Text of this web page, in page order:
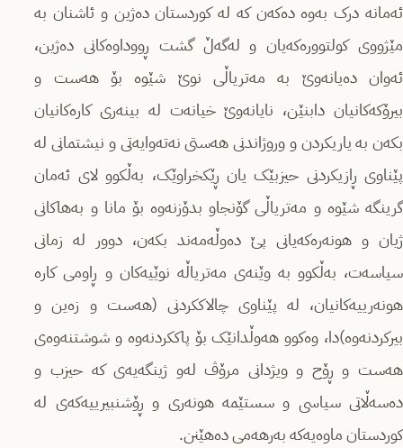
ئەمانە درک بەوە دەکەن کە لە کوردستان دەژین و ئاشنان بە
مێژووی کولتوورەکەیان و لەگەڵ گشت ڕووداوەکانی دەژین،
ئەوان دەیانەوێ بە مەتریاڵی نوێ شێوە بۆ هەست و
بیرۆکەکانیان دابنێن، نایانەوێ خیانەت لە بینەری کارەکانیان
بکەن بە یاریکردن و وروژاندنی هەستی نەتەوایەتی و نیشتمانی لە
پێناوی ڕازیکردنی حیزبێک یان ڕێکخراوێک، بەڵکوو لای ئەمان
گرینگە شێوە و مەتریاڵی گۆنجاو بدۆزنەوە بۆ مانا و بەهاکانی
ژیان و هونەرەکەیانی پێ دەوڵەمەند بکەن، دوور لە زمانی
سیاسەت، بەڵکوو بە وێنەی مەتریاڵە نوێیەکان و ڕاومی کارە
هونەرییەکانیان، لە پێناوی چالاککردنی (هەست و زەین و
بیرکردنەوە)دا، وەکوو هەوڵدانێک بۆ پاککردنەوە و شوشتنەوەی
هەست و ڕۆح و ویژدانی مرۆڤ لەو ژینگەیەی کە حیزب و
دەسەڵاتی سیاسی و سستێمە هونەری و ڕۆشنبیرییەکەی لە
کوردستان ماوەیەکە بەرهەمی دەهێنن.